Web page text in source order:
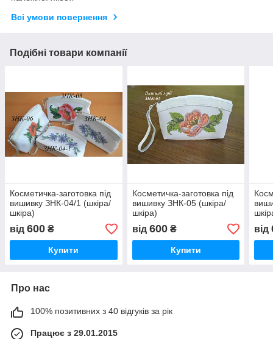
Всі умови повернення
Подібні товари компанії
Косметичка-заготовка під
вишивку ЗНК-04/1 (шкіра/
шкіра)
від 600 ₴
Купити
Косметичка-заготовка під
вишивку ЗНК-05 (шкіра/
шкіра)
від 600₴
Купити
від
Про нас
100% позитивних з 40 відгуків за рік
Працює з 29.01.2015